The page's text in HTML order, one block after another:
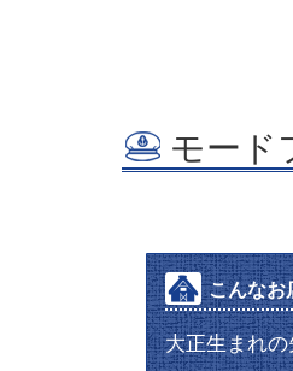
モード
こんなお
大正生まれ